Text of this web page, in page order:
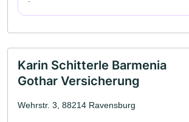
Karin Schitterle Barmenia
Gothar Versicherung
Wehrstr. 3, 88214 Ravensburg